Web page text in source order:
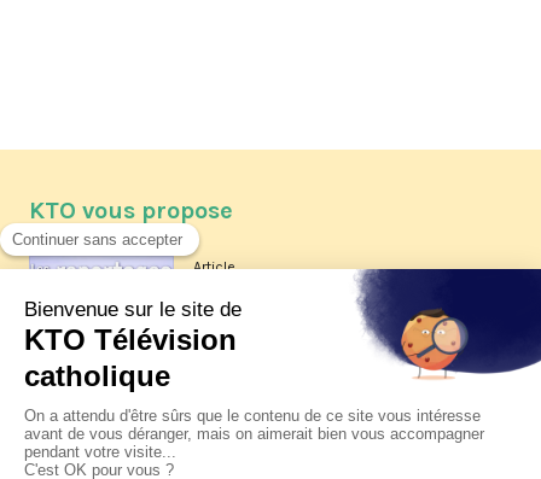
KTO vous propose
Article
Les reportages d'été 2026 de KTO
La visite pastorale du pape Léon
XIV à Assise à suivre sur KTO le
jeudi 6 août